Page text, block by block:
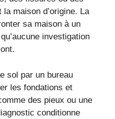
maison d’origine. La
sa maison à un
investigation
sol par un bureau
les fondations et
des pieux ou une
conditionne